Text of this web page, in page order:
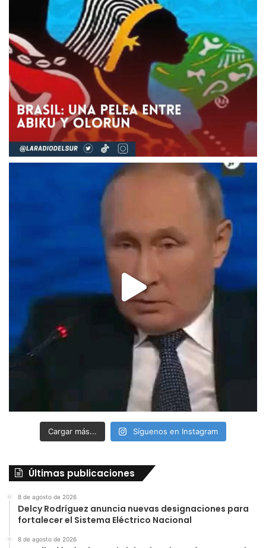
Cargar más... Síguenos en Instagram
Últimas publicaciones
8 de agosto de 2026
Delcy Rodríguez anuncia nuevas designaciones para
fortalecer el Sistema Eléctrico Nacional
8 de agosto de 2026